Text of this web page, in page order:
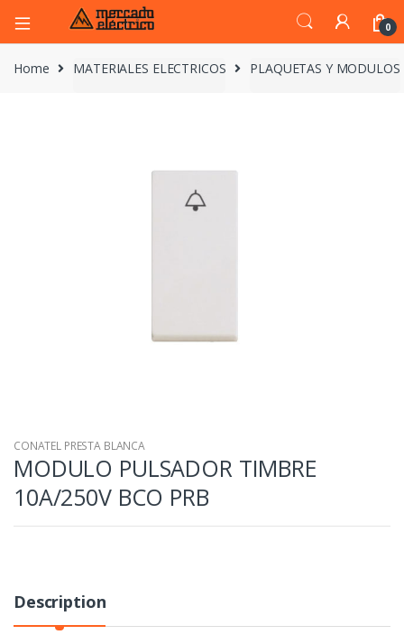
0
Home MATERIALES ELECTRICOS PLAQUETAS Y MODULOS
CONATEL PRESTA BLANCA
MODULO PULSADOR TIMBRE
10A/250V BCO PRB
Description